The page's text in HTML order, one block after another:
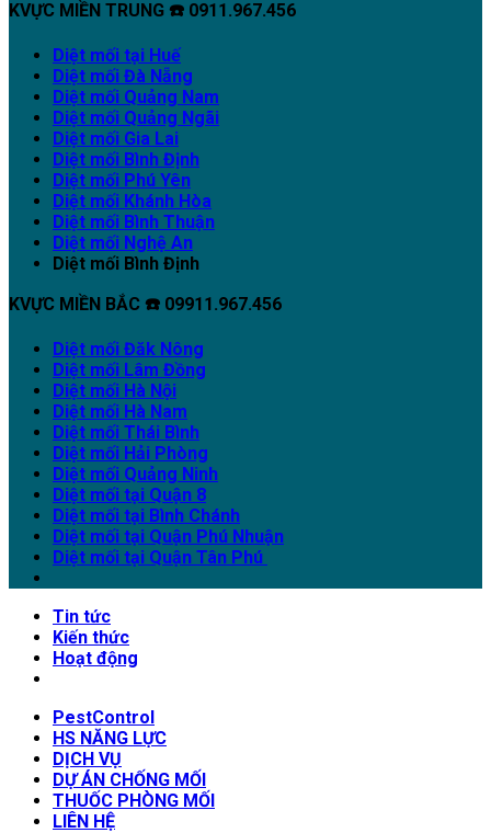
KVỰC MIỀN TRUNG ☎️ 0911.967.456
Diệt mối tại Huế
Diệt mối Đà Nẵng
Diệt mối Quảng Nam
Diệt mối Quảng Ngãi
Diệt mối Gia Lai
Diệt mối Bình Định
Diệt mối Phú Yên
Diệt mối Khánh Hòa
Diệt mối Bình Thuận
Diệt mối Nghệ An
Diệt mối Bình Định
KVỰC MIỀN BẮC ☎️ 09911.967.456
Diệt mối Đăk Nông
Diệt mối Lâm Đồng
Diệt mối Hà Nội
Diệt mối Hà Nam
Diệt mối Thái Bình
Diệt mối Hải Phòng
Diệt mối Quảng Ninh
Diệt mối tại Quận 8
Diệt mối tại Bình Chánh
Diệt mối tại Quận Phú Nhuận
Diệt mối tại Quận Tân Phú
Tin tức
Kiến thức
Hoạt động
PestControl
HS NĂNG LỰC
DỊCH VỤ
DỰ ÁN CHỐNG MỐI
THUỐC PHÒNG MỐI
LIÊN HỆ